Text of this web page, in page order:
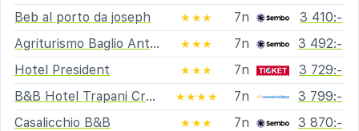
Beb al porto da joseph
★★★ 7n
3 410:-
Agriturismo Baglio Antico
★★★ 7n
3 492:-
Hotel President
★★★ 7n
3 729:-
B&B Hotel Trapani Crystal
★★★★ 7n
3 799:-
Casalicchio B&B
★★★ 7n
3 870:-